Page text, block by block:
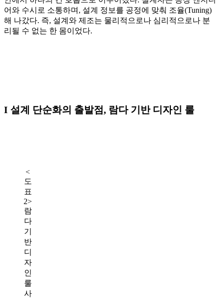
어와 수시로 소통하며, 설계 정보를 공정에 맞춰 조율(Tuning)
해 나갔다. 즉, 설계와 제조는 물리적으로나 심리적으로나 분
리될 수 없는 한 몸이었다.
I 설계 단순화의 출발점, 람다 기반 디자인 룰
<
도
표
2>
람
다
기
반
디
자
인
룰
사